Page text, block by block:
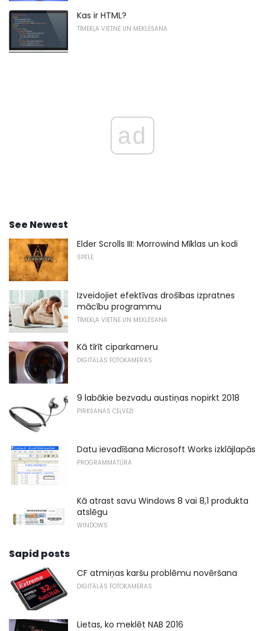
Kas ir HTML?
TĪMEKĻA VIETNE UN MEKLĒŠANA
ad
See Newest
Elder Scrolls III: Morrowind Mīklas un kodi
SPĒLE
Izveidojiet efektīvas drošības izpratnes
mācību programmu
TĪMEKĻA VIETNE UN MEKLĒŠANA
Kā tīrīt ciparkameru
DIGITĀLĀS FOTOKAMERAS
9 labākie bezvadu austiņas nopirkt 2018
PIRKŠANAS CEĻVEŽI
Datu ievadīšana Microsoft Works izklājlapās
PROGRAMMATŪRA
Kā atrast savu Windows 8 vai 8,1 produkta
atslēgu
WINDOWS
Sapid posts
CF atmiņas karšu problēmu novēršana
DIGITĀLĀS FOTOKAMERAS
Lietas, ko meklēt NAB 2016